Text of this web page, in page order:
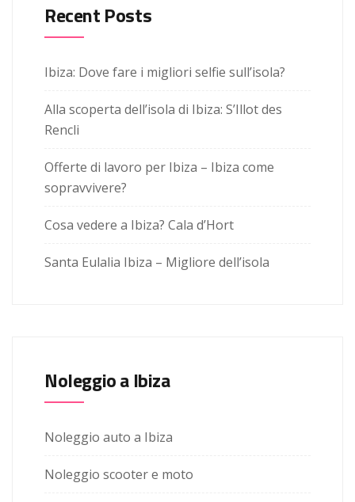
Recent Posts
Ibiza: Dove fare i migliori selfie sull’isola?
Alla scoperta dell’isola di Ibiza: S’Illot des
Rencli
Offerte di lavoro per Ibiza – Ibiza come
sopravvivere?
Cosa vedere a Ibiza? Cala d’Hort
Santa Eulalia Ibiza – Migliore dell’isola
Noleggio a Ibiza
Noleggio auto a Ibiza
Noleggio scooter e moto